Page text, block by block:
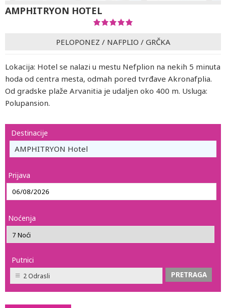
AMPHITRYON HOTEL
PELOPONEZ / NAFPLIO / GRČKA
Lokacija: Hotel se nalazi u mestu Nefplion na nekih 5 minuta
hoda od centra mesta, odmah pored tvrđave Akronafplia.
Od gradske plaže Arvanitia je udaljen oko 400 m. Usluga:
Polupansion.
Destinacije
AMPHITRYON Hotel
Prijava
Noćenja
Putnici
2 Odrasli